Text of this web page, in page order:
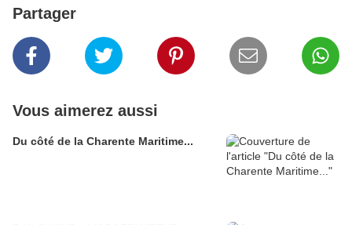
Partager
Vous aimerez aussi
Du côté de la Charente Maritime...